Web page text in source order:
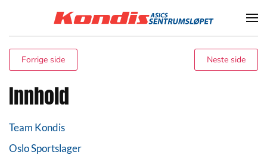
Forrige side Neste side
Innhold
Team Kondis
Oslo Sportslager